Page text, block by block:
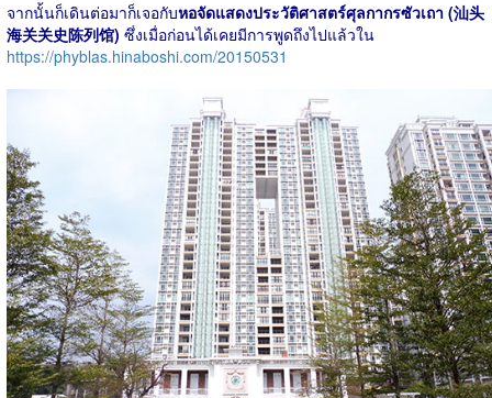
จากนั้นก็เดินต่อมาก็เจอกับหอจัดแสดงประวัติศาสตร์ศุลกากรซัวเถา (汕头
海关关史陈列馆) ซึ่งเมื่อก่อนได้เคยมีการพูดถึงไปแล้วใน
https://phyblas.hinaboshi.com/20150531